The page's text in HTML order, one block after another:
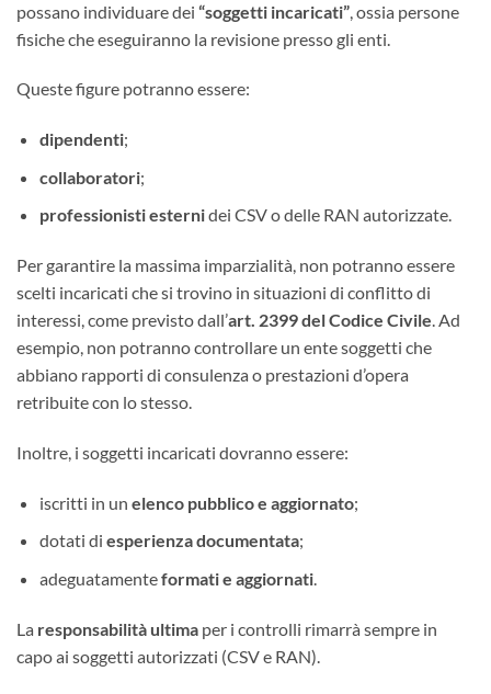
possano individuare dei “soggetti incaricati” , ossia persone
fisiche che eseguiranno la revisione presso gli enti.
Queste figure potranno essere:
dipendenti;
collaboratori;
professionisti esternidei CSV o delle RAN autorizzate.
Per garantire la massima imparzialità, non potranno essere
scelti incaricati che si trovino in situazioni di conflitto di
interessi, come previsto dall’art. 2399 del Codice Civile. Ad
esempio, non potranno controllare un ente soggetti che
abbiano rapporti di consulenza o prestazioni d’opera
retribuite con lo stesso.
Inoltre, i soggetti incaricati dovranno essere:
iscritti in un elenco pubblico e aggiornato;
dotati di esperienza documentata;
adeguatamenteformati e aggiornati.
La responsabilità ultima per i controlli rimarrà sempre in
capo ai soggetti autorizzati (CSV e RAN).